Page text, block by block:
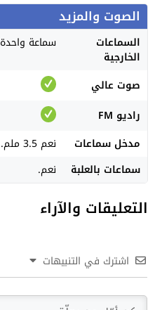
الصوت والمزيد
السماعات
الخارجية
سماعة واحدة
صوت عالي
راديو FM
مدخل سماعات
نعم 3.5 ملم.
سماعات بالعلبة
نعم.
التعليقات والآراء
اشترك في التنبيهات